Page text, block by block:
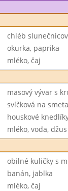
chléb
okurka, paprika
mléko, čaj
masový vývar s
svíčková na
houskové
mléko, voda, džus
obilné kuličky s
banán, jablka
mléko, čaj